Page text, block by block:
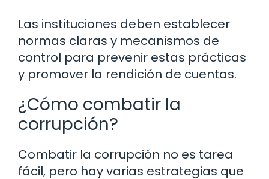
Las instituciones deben establecer
normas claras y mecanismos de
control para prevenir estas prácticas
y promover la rendición de cuentas.
¿Cómo combatir la
corrupción?
Combatir la corrupción no es tarea
fácil, pero hay varias estrategias que